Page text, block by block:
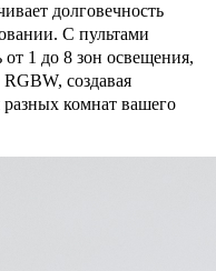
долговечность
С пультами
1 до 8 зон освещения,
создавая
комнат вашего